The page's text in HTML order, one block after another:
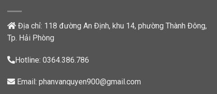
Địa chỉ: 118 đường An Định, khu 14, phường Thành Đông,
Tp. Hải Phòng
Hotline: 0364.386.786
Email: phanvanquyen900@gmail.com